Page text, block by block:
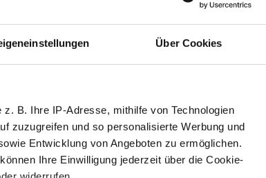
Über Cookies
B. Ihre IP-Adresse, mithilfe von Technologien
zuzugreifen und so personalisierte Werbung und
Entwicklung von Angeboten zu ermöglichen.
Ihre Einwilligung jederzeit über die Cookie-
für Artikel aus zweiter